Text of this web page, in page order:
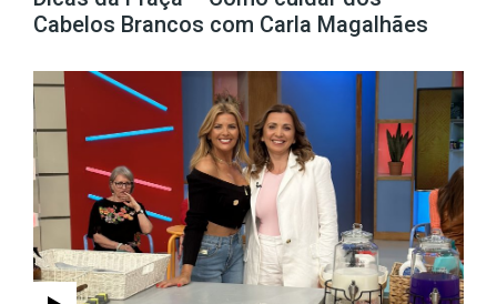
Cabelos Brancos com Carla Magalhães